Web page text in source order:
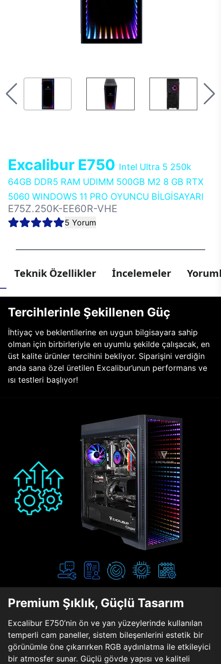
Excalibur E750 Intel Ultra 5 250k
64GB DDR5 RAM UDIMM 500GB M2 8 GB RTX
5060 WINDOWS 11 PRO OYUNCU BİLGİSAYARI
E75Z.250K-EE60R-VHE
5 Yorum
Teknik Özellikler İncelemeler
Tercihlerinle Şekillenen Güç
İhtiyaç ve beklentilerine en uygun bilgisayara sahip
olman için birbirleriyle en uyumlu şekilde çalışacak, en
üst kalite ürünler tercihini bekliyor. Siparişini verdiğin
anda sana özel üretilen Excalibur’unun performans ve
ısı testleri başlıyor!
Premium Şıklık, Güçlü Tasarım
Excalibur E750’nin ön ve yan yüzeylerinde kullanılan
temperli cam paneller, sistem bileşenlerini estetik bir
görünümle öne çıkarırken RGB aydınlatma ile etkileyici
bir atmosfer sunar. Güçlü gövde yapısı ve kaliteli